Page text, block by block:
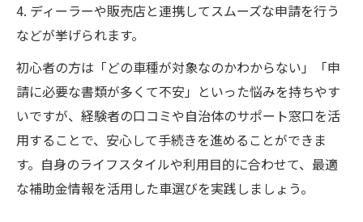
4. ディーラーや販売店と連携してスムーズな申請を行う
などが挙げられます。
初心者の方は「どの車種が対象なのかわからない」「申
請に必要な書類が多くて不安」といった悩みを持ちやす
いですが、経験者の口コミや自治体のサポート窓口を活
用することで、安心して手続きを進めることができま
す。自身のライフスタイルや利用目的に合わせて、最適
な補助金情報を活用した車選びを実践しましょう。